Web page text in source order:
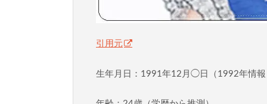
引用元
生年月日：1991年12月◯日（1992年情報